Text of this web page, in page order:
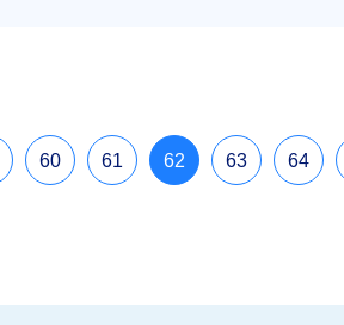
60 61 62 63 64